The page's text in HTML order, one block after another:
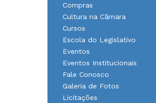
Compras
Cultura na Câmara
Cursos
Escola do Legislativo
Eventos
Eventos Institucionais
Fale Conosco
Galeria de Fotos
Licitações